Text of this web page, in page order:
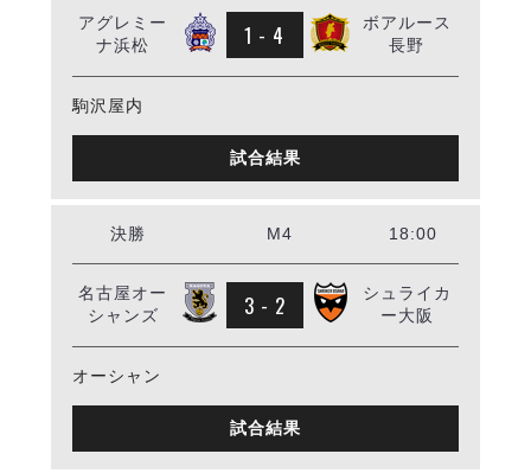
アグレミー
ナ浜松
1 - 4
ボアルース
長野
駒沢屋内
試合結果
決勝 M4 18:00
名古屋オー
シャンズ
3 - 2
シュライカ
ー大阪
オーシャン
試合結果